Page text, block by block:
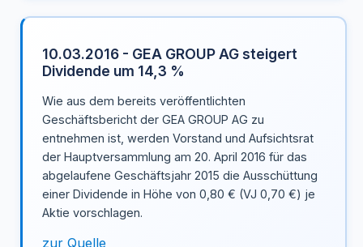
10.03.2016 - GEA GROUP AG steigert
Dividende um 14,3 %
Wie aus dem bereits veröffentlichten
Geschäftsbericht der GEA GROUP AG zu
entnehmen ist, werden Vorstand und Aufsichtsrat
der Hauptversammlung am 20. April 2016 für das
abgelaufene Geschäftsjahr 2015 die Ausschüttung
einer Dividende in Höhe von 0,80 € (VJ 0,70 €) je
Aktie vorschlagen.
zur Quelle